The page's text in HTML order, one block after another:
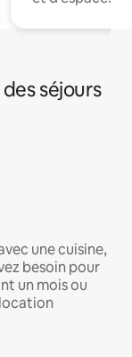
séjours
une cuisine,
besoin pour
un mois ou